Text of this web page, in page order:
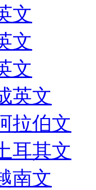
文
文
文
英文
拉伯文
耳其文
南文